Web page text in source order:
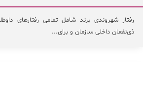
رفتار شهروندی برند شامل تمامی رفتارهای
ذی‌نفعان داخلی سازمان و برای...